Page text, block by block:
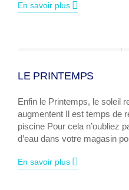
En savoir plus
LE PRINTEMPS
Enfin le Printemps, le soleil
augmentent Il est temps de
piscine Pour cela n’oubliez
d’eau dans votre magasin
En savoir plus